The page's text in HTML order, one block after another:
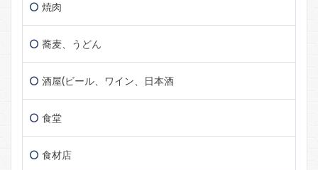
焼肉
蕎麦、うどん
酒屋(ビール、ワイン、日本酒
食堂
食材店